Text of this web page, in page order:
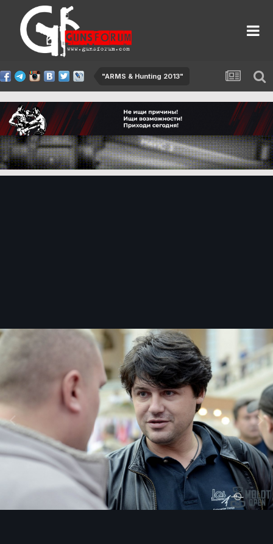
"ARMS & Hunting 2013"